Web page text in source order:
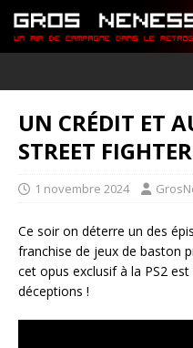
UN CRÉDIT ET
STREET
1 novembre 2024
Ce soir on déterre un des
franchise de jeux de baston
cet opus exclusif à la PS2
déceptions !